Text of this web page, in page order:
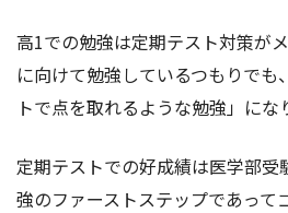
高1での勉強は定期テスト対策が
に向けて勉強しているつもりでも
トで点を取れるような勉強」にな
定期テストでの好成績は医学部
強のファーストステップであって